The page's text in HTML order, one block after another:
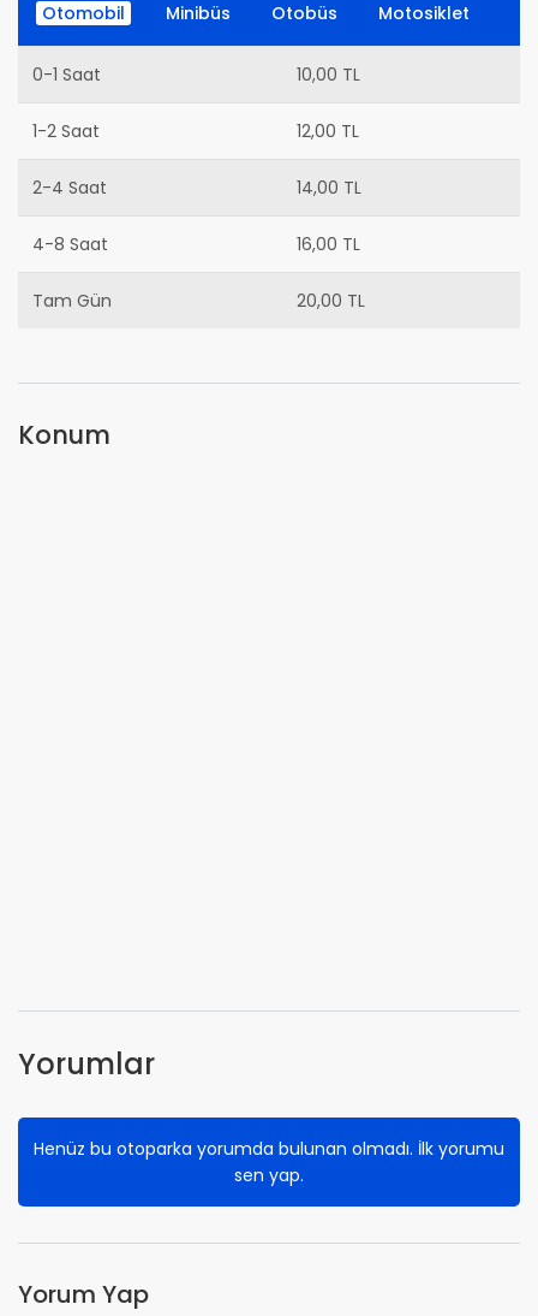
Otomobil Minibüs Otobüs Motosiklet
0-1 Saat 10,00 TL
1-2 Saat 12,00 TL
2-4 Saat 14,00 TL
4-8 Saat 16,00 TL
Tam Gün 20,00 TL
Konum
Yorumlar
Henüz bu otoparka yorumda bulunan olmadı. İlk yorumu
sen yap.
Yorum Yap